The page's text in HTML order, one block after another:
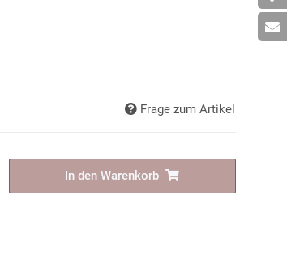
Frage zum Artikel
In den Warenkorb